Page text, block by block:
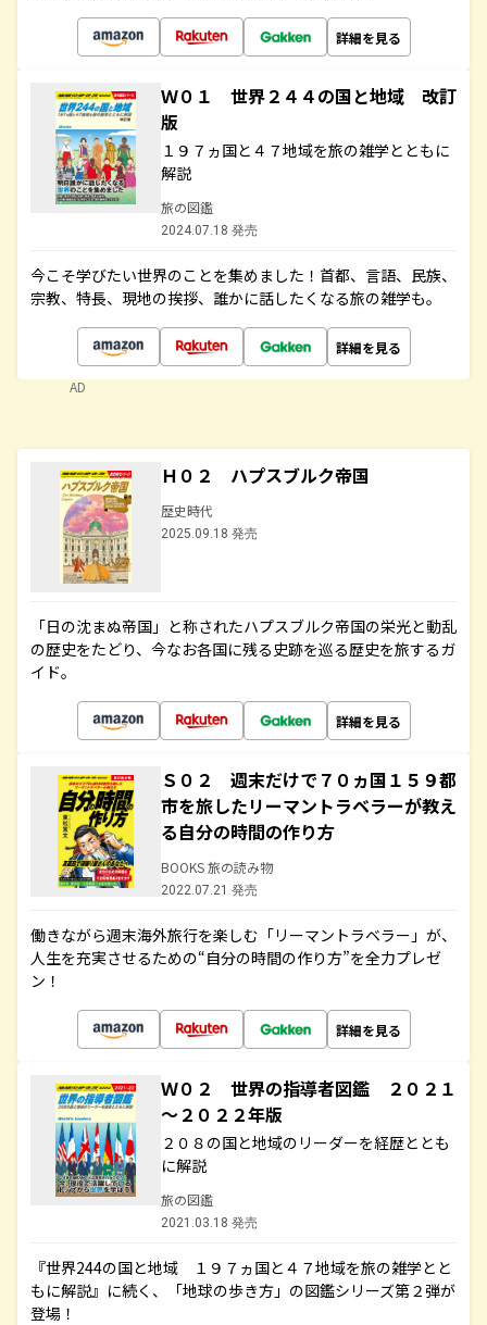
詳細を見る
Ｗ０１ 世界２４４の国と地域 改訂
版
１９７ヵ国と４７地域を旅の雑学とともに
解説
旅の図鑑
2024.07.18 発売
今こそ学びたい世界のことを集めました！首都、言語、民族、
宗教、特長、現地の挨拶、誰かに話したくなる旅の雑学も。
詳細を見る
AD
Ｈ０２ ハプスブルク帝国
歴史時代
2025.09.18 発売
「日の沈まぬ帝国」と称されたハプスブルク帝国の栄光と動乱
の歴史をたどり、今なお各国に残る史跡を巡る歴史を旅するガ
イド。
詳細を見る
Ｓ０２ 週末だけで７０ヵ国１５９都
市を旅したリーマントラベラーが教え
る自分の時間の作り方
BOOKS 旅の読み物
2022.07.21 発売
働きながら週末海外旅行を楽しむ「リーマントラベラー」が、
人生を充実させるための“自分の時間の作り方”を全力プレゼ
ン！
詳細を見る
Ｗ０２ 世界の指導者図鑑 ２０２１
～２０２２年版
２０８の国と地域のリーダーを経歴ととも
に解説
旅の図鑑
2021.03.18 発売
『世界244の国と地域 １９７ヵ国と４７地域を旅の雑学とと
もに解説』に続く、「地球の歩き方」の図鑑シリーズ第２弾が
登場！